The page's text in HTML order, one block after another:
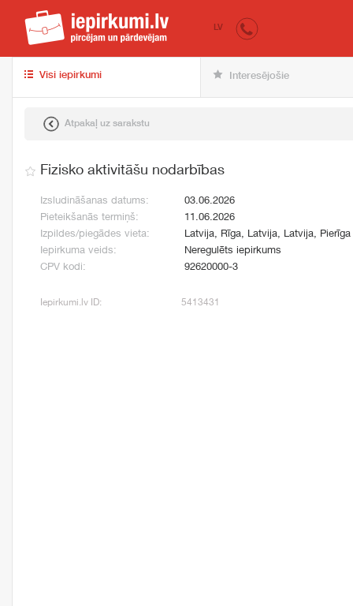
iepirkumi.lv
LV
Visi iepirkumi Interesējošie
Atpakaļ uz sarakstu
Fizisko aktivitāšu nodarbības
Izsludināšanas datums:
03.06.2026
Pieteikšanās termiņš:
11.06.2026
Izpildes/piegādes vieta:
Latvija, Rīga, Latvija, Latvija, Pierīga
Iepirkuma veids:
Neregulēts iepirkums
CPV kodi:
92620000-3
Iepirkumi.lv ID: 5413431